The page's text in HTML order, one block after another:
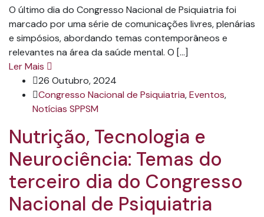
O último dia do Congresso Nacional de Psiquiatria foi
marcado por uma série de comunicações livres, plenárias
e simpósios, abordando temas contemporâneos e
relevantes na área da saúde mental. O […]
Ler Mais
26 Outubro, 2024
Congresso Nacional de Psiquiatria,Eventos,
Notícias SPPSM
Nutrição, Tecnologia e
Neurociência: Temas do
terceiro dia do Congresso
Nacional de Psiquiatria